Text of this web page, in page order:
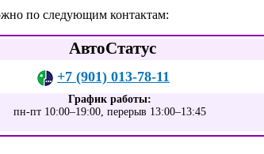
по следующим контактам:
АвтоСтатус
+7 (901) 013-78-11
График работы:
пн-пт 10:00–19:00, перерыв 13:00–13:45